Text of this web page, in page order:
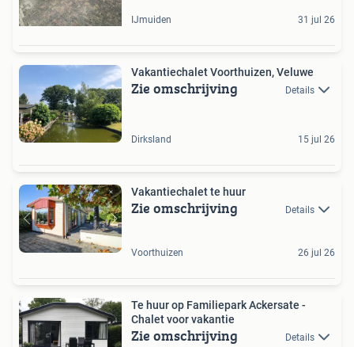
IJmuiden 31 jul 26
Vakantiechalet Voorthuizen, Veluwe
Zie omschrijving Details
Dirksland 15 jul 26
Vakantiechalet te huur
Zie omschrijving Details
Voorthuizen 26 jul 26
Te huur op Familiepark Ackersate -
Chalet voor vakantie
Zie omschrijving Details